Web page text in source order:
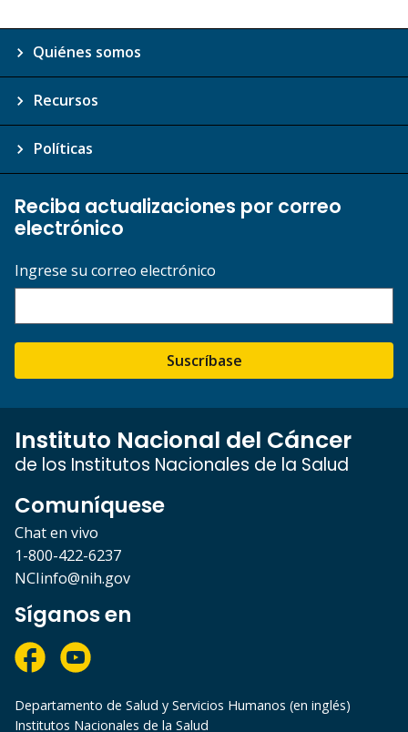
Quiénes somos
Recursos
Políticas
Reciba actualizaciones por correo
electrónico
Ingrese su correo electrónico
Suscríbase
Instituto Nacional del Cáncer
de los Institutos Nacionales de la Salud
Comuníquese
Chat en vivo
1-800-422-6237
NCIinfo@nih.gov
Síganos en
Departamento de Salud y Servicios Humanos (en inglés)
Institutos Nacionales de la Salud